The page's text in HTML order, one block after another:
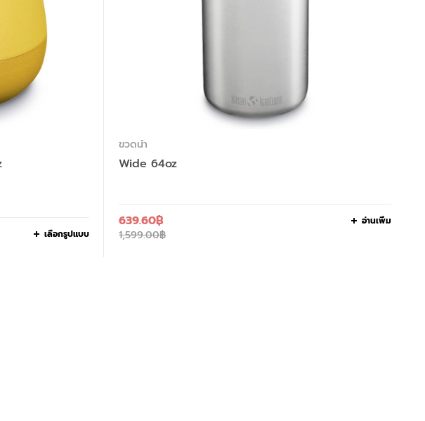
เลือกรูปแบบ
ขวดน้ำ
Wide 64oz
1,599.00฿
639.60฿ อ่านเพิ่ม